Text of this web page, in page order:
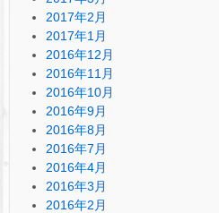
2017年2月
2017年1月
2016年12月
2016年11月
2016年10月
2016年9月
2016年8月
2016年7月
2016年4月
2016年3月
2016年2月